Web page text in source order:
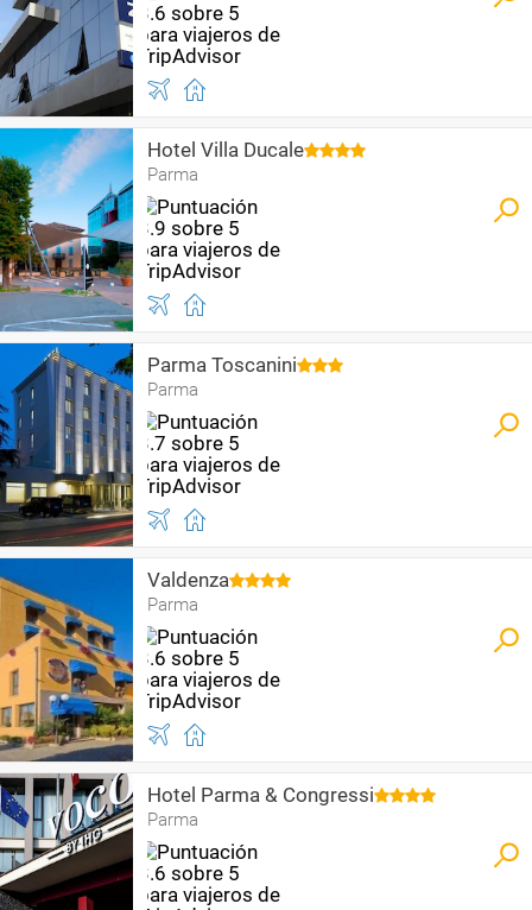
Hotel Villa Ducale
Parma
Parma Toscanini
Parma
Valdenza
Parma
Hotel Parma & Congressi
Parma